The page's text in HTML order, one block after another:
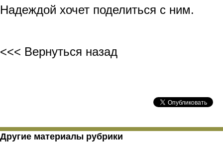
Надеждой хочет поделиться с ним.
<<< Вернуться назад
Другие материалы рубрики